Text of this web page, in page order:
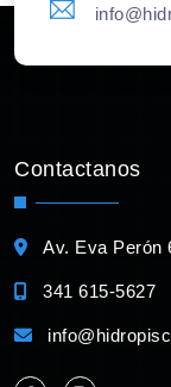
Contactanos
Av. Eva Perón
341 615-5627